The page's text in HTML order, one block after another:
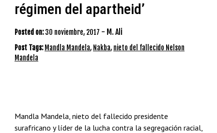
régimen del apartheid’
Posted on: 30 noviembre, 2017 - M. Ali
Post Tags: Mandla Mandela, Nakba, nieto del fallecido Nelson
Mandela
Mandla Mandela, nieto del fallecido presidente
surafricano y líder de la lucha contra la segregación racial,